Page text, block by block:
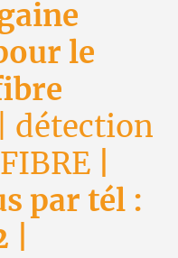
le
| détection
par tél :